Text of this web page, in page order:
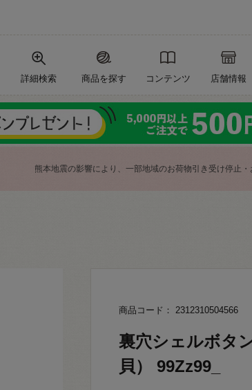
詳細検索 商品を探す コンテンツ 店舗情報
熊本地震の影響により、一部地域のお荷物引き受け停止
商品コード： 2312310504566
裏穴シェルボタ
貝） 99Zz99_